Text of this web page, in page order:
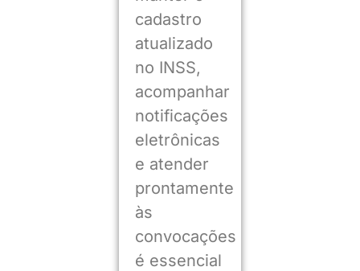
cadastro
atualizado
no INSS,
acompanhar
notificações
eletrônicas
e atender
prontamente
às
convocações
é essencial